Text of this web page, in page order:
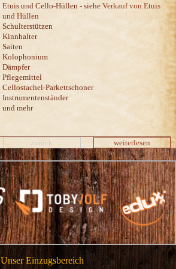
Etuis und Cello-Hüllen - siehe Verkauf von Etuis
und Hüllen
Schulterstützen
Kinnhalter
Saiten
Kolophonium
Dämpfer
Pflegemittel
Cellostachel-Parkettschoner
Instrumentenständer
und mehr
zurück weiterlesen
Unser Einzugsbereich